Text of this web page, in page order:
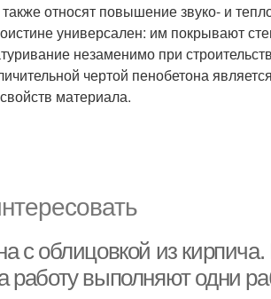
относят повышение звуко- и
универсален: им покрывают
незаменимо при
чертой пенобетона
материала.
с облицовкой из
работу выполняют одни